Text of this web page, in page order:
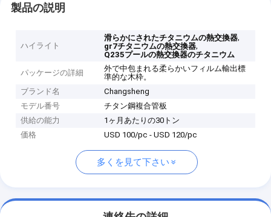
製品の説明
ハイライト
滑らかにされたチタニウムの熱交換器,
gr7チタニウムの熱交換器,
Q235プールの熱交換器のチタニウム
パッケージの詳細
外で中包まれる柔らかいフィルム輸出標
準的な木枠。
ブランド名
Changsheng
モデル番号
チタン鋼複合管板
供給の能力
1ヶ月あたりの30トン
価格
USD 100/pc - USD 120/pc
多くを見て下さい